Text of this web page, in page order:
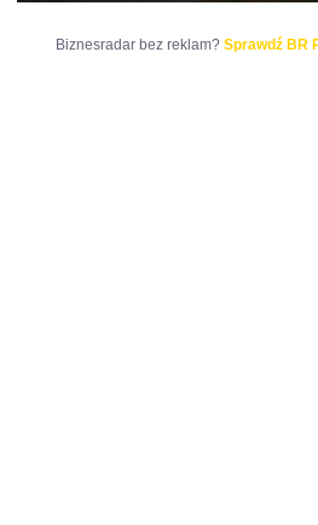
Biznesradar bez reklam? Sprawdź BR